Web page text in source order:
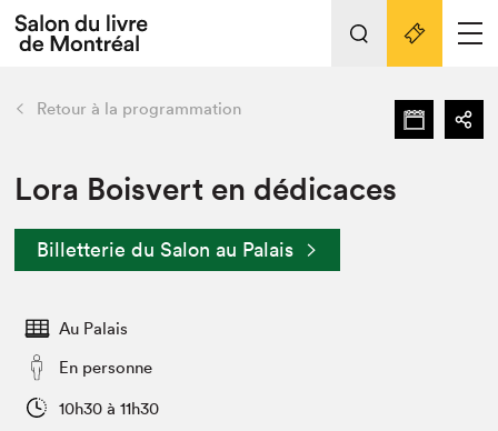
Espace exposant⋅e⋅s
L'événement
Préparer sa visite au Salon
Actualités
SLM PRO
retour Nos activités
Préparer sa visite
Salon dans la ville et en ligne
Projets partenaires
Liens pratiques
Retour à la programmation
Lora Boisvert en dédicaces
Billetterie du Salon au Palais
Au Palais
En personne
10h30 à 11h30